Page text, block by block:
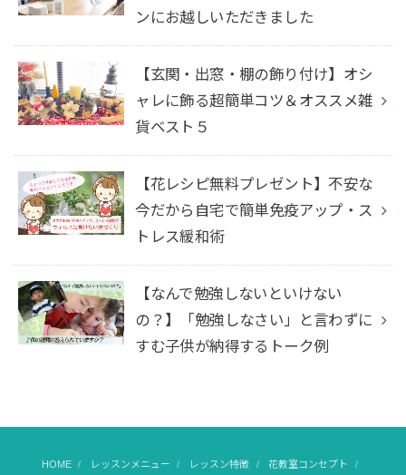
ンにお越しいただきました
【玄関・出窓・棚の飾り付け】オシ
ャレに飾る超簡単コツ＆オススメ雑
貨ベスト５
【花レシピ無料プレゼント】不安な
今だから自宅で簡単免疫アップ・ス
トレス緩和術
【なんで勉強しないといけない
の？】「勉強しなさい」と言わずに
すむ子供が納得するトーク例
HOME レッスンメニュー レッスン特徴 花教室コンセプト